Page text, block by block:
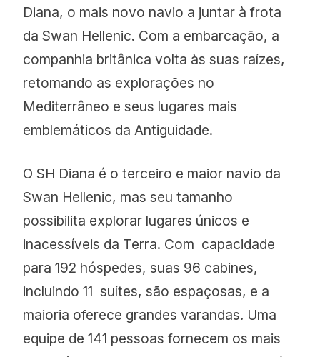
Diana, o mais novo navio a juntar à frota
da Swan Hellenic. Com a embarcação, a
companhia britânica volta às suas raízes,
retomando as explorações no
Mediterrâneo e seus lugares mais
emblemáticos da Antiguidade.
O SH Diana é o terceiro e maior navio da
Swan Hellenic, mas seu tamanho
possibilita explorar lugares únicos e
inacessíveis da Terra. Com capacidade
para 192 hóspedes, suas 96 cabines,
incluindo 11 suítes, são espaçosas, e a
maioria oferece grandes varandas. Uma
equipe de 141 pessoas fornecem os mais